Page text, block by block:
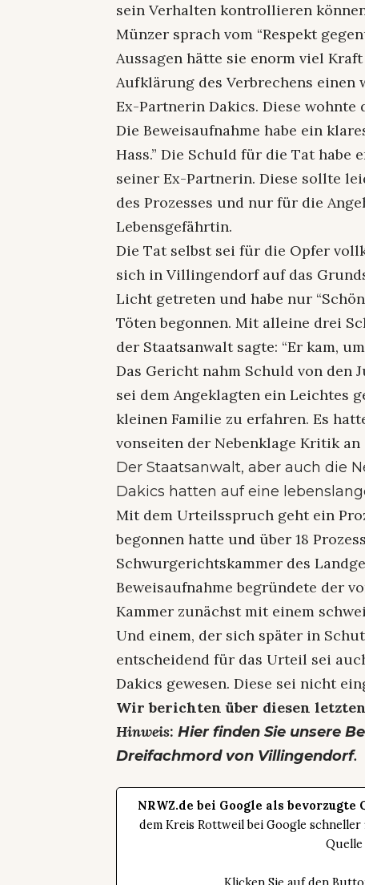
sein Verhalten kontrollieren
Münzer sprach vom “Respekt
Aussagen hätte sie enorm viel
Aufklärung des Verbrechens
Ex-Partnerin Dakics. Diese
Die Beweisaufnahme habe ein
Hass.” Die Schuld für die Tat habe
seiner Ex-Partnerin. Diese sollte
des Prozesses und nur für die
Lebensgefährtin.
Die Tat selbst sei für die Opfer
sich in Villingendorf auf das
Licht getreten und habe nur
Töten begonnen. Mit alleine drei
der Staatsanwalt sagte: “Er kam,
Das Gericht nahm Schuld von den
sei dem Angeklagten ein Leichtes
kleinen Familie zu erfahren. Es
vonseiten der Nebenklage Kritik an
Der Staatsanwalt, aber auch die
Dakics hatten auf eine
Mit dem Urteilsspruch geht ein
begonnen hatte und über 18
Schwurgerichtskammer des
Beweisaufnahme begründete der
Kammer zunächst mit einem
Und einem, der sich später in
entscheidend für das Urteil sei
Dakics gewesen. Diese sei nicht
Wir berichten über diesen
Hinweis:Hier finden Sie unsere
Dreifachmord von Villingendorf.
NRWZ.de bei Google als bevorzugte
dem Kreis Rottweil bei Google schneller
Quelle